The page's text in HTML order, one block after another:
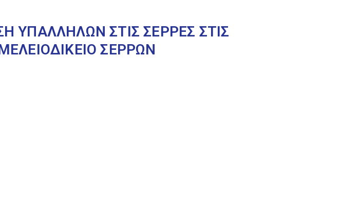
ΥΠΑΛΛΗΛΩΝ ΣΤΙΣ ΣΕΡΡΕΣ ΣΤΙΣ
ΣΕΡΡΩΝ